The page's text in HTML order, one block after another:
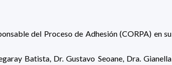
del Proceso de Adhesión (CORPA) en su
Batista, Dr. Gustavo Seoane, Dra. Gianella